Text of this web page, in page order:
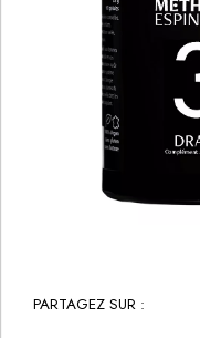
PARTAGEZ SUR :